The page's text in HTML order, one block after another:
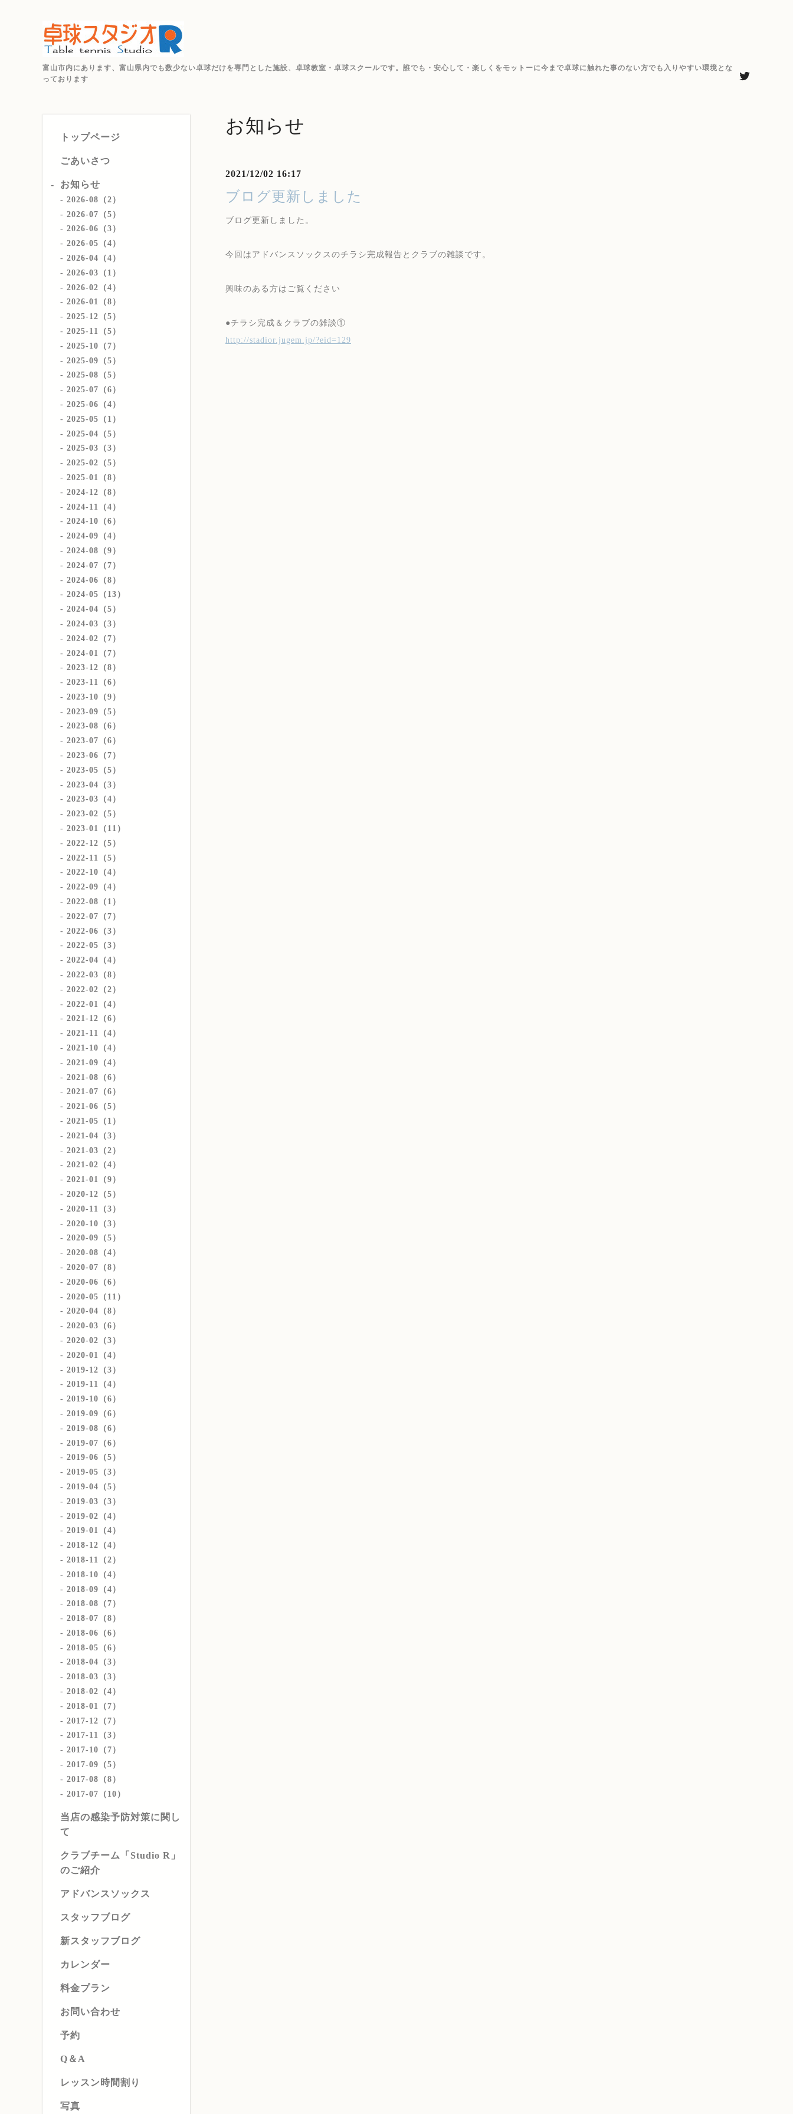
富山市内にあります、富山県内でも数少ない卓球だけを専門とした施設、卓球教室・卓球スクールです。誰でも・安心して・楽しくをモットーに今まで卓球に触れた事のない方でも入りやすい環境とな
っております
トップページ
ごあいさつ
お知らせ
2026-08（2）
2026-07（5）
2026-06（3）
2026-05（4）
2026-04（4）
2026-03（1）
2026-02（4）
2026-01（8）
2025-12（5）
2025-11（5）
2025-10（7）
2025-09（5）
2025-08（5）
2025-07（6）
2025-06（4）
2025-05（1）
2025-04（5）
2025-03（3）
2025-02（5）
2025-01（8）
2024-12（8）
2024-11（4）
2024-10（6）
2024-09（4）
2024-08（9）
2024-07（7）
2024-06（8）
2024-05（13）
2024-04（5）
2024-03（3）
2024-02（7）
2024-01（7）
2023-12（8）
2023-11（6）
2023-10（9）
2023-09（5）
2023-08（6）
2023-07（6）
2023-06（7）
2023-05（5）
2023-04（3）
2023-03（4）
2023-02（5）
2023-01（11）
2022-12（5）
2022-11（5）
2022-10（4）
2022-09（4）
2022-08（1）
2022-07（7）
2022-06（3）
2022-05（3）
2022-04（4）
2022-03（8）
2022-02（2）
2022-01（4）
2021-12（6）
2021-11（4）
2021-10（4）
2021-09（4）
2021-08（6）
2021-07（6）
2021-06（5）
2021-05（1）
2021-04（3）
2021-03（2）
2021-02（4）
2021-01（9）
2020-12（5）
2020-11（3）
2020-10（3）
2020-09（5）
2020-08（4）
2020-07（8）
2020-06（6）
2020-05（11）
2020-04（8）
2020-03（6）
2020-02（3）
2020-01（4）
2019-12（3）
2019-11（4）
2019-10（6）
2019-09（6）
2019-08（6）
2019-07（6）
2019-06（5）
2019-05（3）
2019-04（5）
2019-03（3）
2019-02（4）
2019-01（4）
2018-12（4）
2018-11（2）
2018-10（4）
2018-09（4）
2018-08（7）
2018-07（8）
2018-06（6）
2018-05（6）
2018-04（3）
2018-03（3）
2018-02（4）
2018-01（7）
2017-12（7）
2017-11（3）
2017-10（7）
2017-09（5）
2017-08（8）
2017-07（10）
当店の感染予防対策に関し
て
クラブチーム「Studio R」
のご紹介
アドバンスソックス
スタッフブログ
新スタッフブログ
カレンダー
料金プラン
お問い合わせ
予約
Q＆A
レッスン時間割り
写真
お知らせ
2021/12/02 16:17
ブログ更新しました
ブログ更新しました。
今回はアドバンスソックスのチラシ完成報告とクラブの雑談です。
興味のある方はご覧ください
●チラシ完成＆クラブの雑談①
http://stadior.jugem.jp/?eid=129